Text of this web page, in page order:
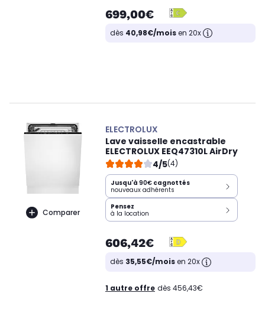
699,00€
dès 40,98€/moisen 20x
Comparer
ELECTROLUX
Lave vaisselle encastrable
ELECTROLUX EEQ47310L AirDry
4/5(4)
Jusqu'à 90€ cagnottés
nouveaux adhérents
Pensez
à la location
606,42€
dès 35,55€/moisen 20x
1 autre offre dès 456,43€